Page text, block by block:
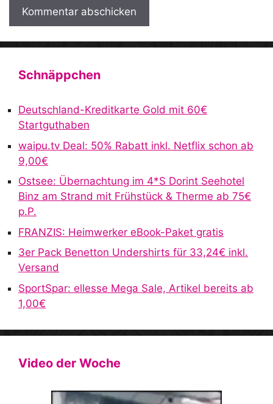
A
n
t
Schnäppchen
Deutschland-Kreditkarte Gold mit 60€
Startguthaben
waipu.tv Deal: 50% Rabatt inkl. Netflix schon ab
9,00€
Ostsee: Übernachtung im 4*S Dorint Seehotel
Binz am Strand mit Frühstück & Therme ab 75€
p.P.
FRANZIS: Heimwerker eBook-Paket gratis
3er Pack Benetton Undershirts für 33,24€ inkl.
Versand
SportSpar: ellesse Mega Sale, Artikel bereits ab
1,00€
Video der Woche